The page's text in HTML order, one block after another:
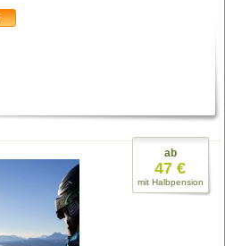
ab
47 €
mit Halbpension